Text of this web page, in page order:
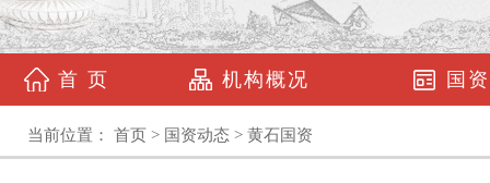
首 页 机构概况 国
当前位置： 首页 > 国资动态 > 黄石国资